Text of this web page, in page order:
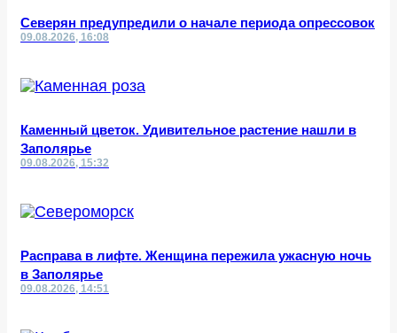
Северян предупредили о начале периода опрессовок
09.08.2026, 16:08
Каменный цветок. Удивительное растение нашли в
Заполярье
09.08.2026, 15:32
Расправа в лифте. Женщина пережила ужасную ночь
в Заполярье
09.08.2026, 14:51